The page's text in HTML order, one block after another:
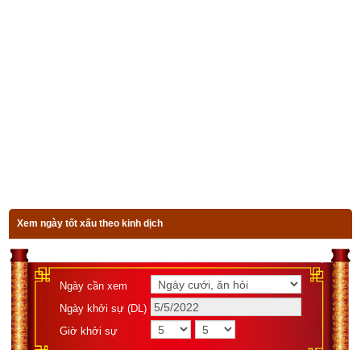
Đầu tiên nhưng lại là quan trọng nhất trong chọn
số tài khoản
ngân hàng hợp tuổi Mậu Tý là phải chọn đúng ngũ hành có tác
Xem ngày tốt xấu theo kinh dịch
Ngày cần xem
Ngày khởi sự (DL)
Giờ khởi sự